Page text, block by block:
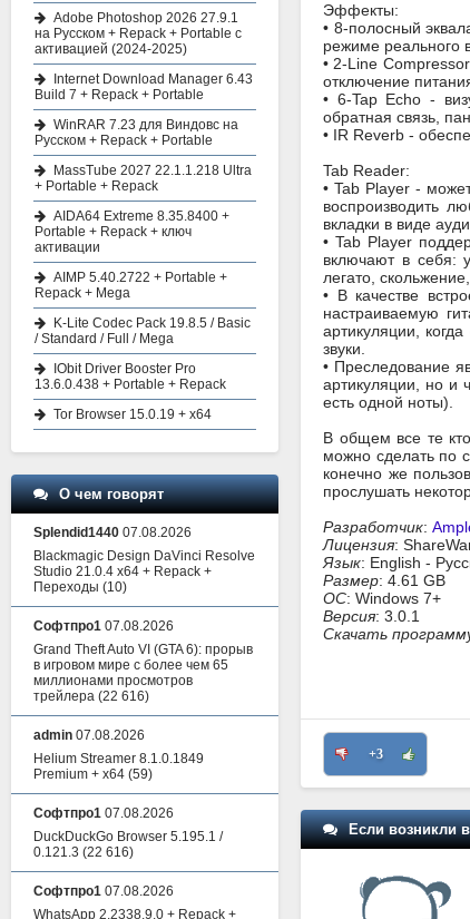
Эффекты:
• 8-полосный
режиме реального
• 2-Line
отключение
• 6-Tap Echo -
обратная связь,
• IR Reverb -
Tab Reader:
• Tab Player -
воспроизводить
вкладки в виде
• Tab Player
включают в себя:
легато,
• В качестве
настраиваемую
артикуляции,
звуки.
• Преследование
артикуляции, но и
есть одной ноты).
В общем все те
можно сделать по
конечно же
прослушать
Разработчик:
Лицензия:
Язык: English -
Размер: 4.61 GB
ОС: Windows 7+
Версия: 3.0.1
Скачать
+3
Если возникли
Adobe Photoshop 2026 27.9.1
на Русском + Repack + Portable с
активацией (2024-2025)
Internet Download Manager 6.43
Build 7 + Repack + Portable
WinRAR 7.23 для Виндовс на
Русском + Repack + Portable
MassTube 2027 22.1.1.218 Ultra
+ Portable + Repack
AIDA64 Extreme 8.35.8400 +
Portable + Repack + ключ
активации
AIMP 5.40.2722 + Portable +
Repack + Mega
K-Lite Codec Pack 19.8.5 / Basic
/ Standard / Full / Mega
IObit Driver Booster Pro
13.6.0.438 + Portable + Repack
Tor Browser 15.0.19 + x64
О чем говорят
Splendid1440 07.08.2026
Blackmagic Design DaVinci Resolve
Studio 21.0.4 x64 + Repack +
Переходы (10)
Софтпро1 07.08.2026
Grand Theft Auto VI (GTA 6): прорыв
в игровом мире с более чем 65
миллионами просмотров
трейлера (22 616)
admin 07.08.2026
Helium Streamer 8.1.0.1849
Premium + x64 (59)
Софтпро1 07.08.2026
DuckDuckGo Browser 5.195.1 /
0.121.3 (22 616)
Софтпро1 07.08.2026
WhatsApp 2.2338.9.0 + Repack +